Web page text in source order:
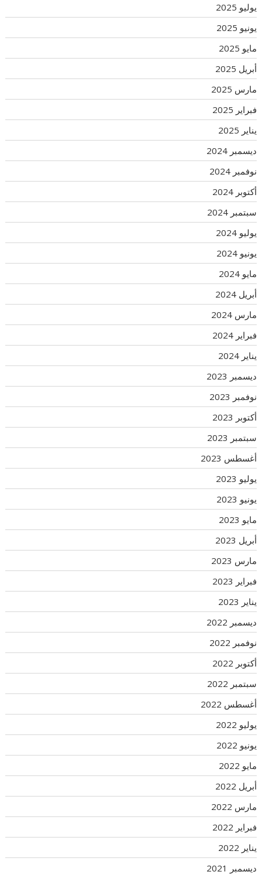
يوليو 2025
يونيو 2025
مايو 2025
أبريل 2025
مارس 2025
فبراير 2025
يناير 2025
ديسمبر 2024
نوفمبر 2024
أكتوبر 2024
سبتمبر 2024
يوليو 2024
يونيو 2024
مايو 2024
أبريل 2024
مارس 2024
فبراير 2024
يناير 2024
ديسمبر 2023
نوفمبر 2023
أكتوبر 2023
سبتمبر 2023
أغسطس 2023
يوليو 2023
يونيو 2023
مايو 2023
أبريل 2023
مارس 2023
فبراير 2023
يناير 2023
ديسمبر 2022
نوفمبر 2022
أكتوبر 2022
سبتمبر 2022
أغسطس 2022
يوليو 2022
يونيو 2022
مايو 2022
أبريل 2022
مارس 2022
فبراير 2022
يناير 2022
ديسمبر 2021